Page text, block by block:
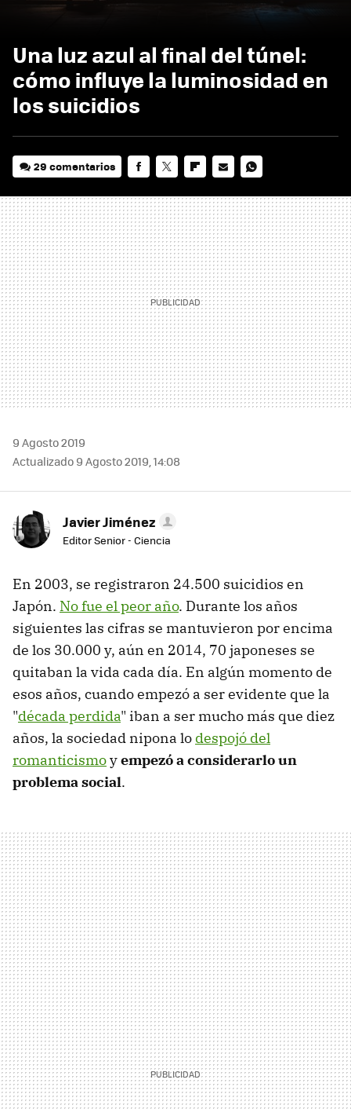
Una luz azul al final del túnel:
cómo influye la luminosidad en
los suicidios
29 comentarios
MAIL
9 Agosto 2019
Actualizado 9 Agosto 2019, 14:08
Javier Jiménez
Editor Senior - Ciencia
En 2003, se registraron 24.500 suicidios en
Japón. No fue el peor año. Durante los años
siguientes las cifras se mantuvieron por encima
de los 30.000 y, aún en 2014, 70 japoneses se
quitaban la vida cada día. En algún momento de
esos años, cuando empezó a ser evidente que la
"década perdida" iban a ser mucho más que diez
años, la sociedad nipona lo despojó del
romanticismoyempezó a considerarlo un
problema social.